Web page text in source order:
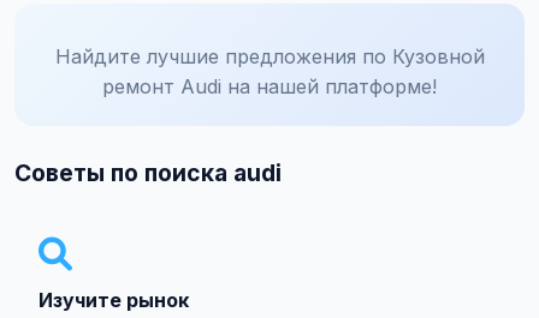
Найдите лучшие предложения по Кузовной
ремонт Audi на нашей платформе!
Советы по поиска audi
Изучите рынок